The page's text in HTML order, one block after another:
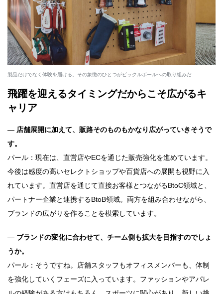
製品だけでなく体験を届ける。その象徴のひとつがピックルボールへの取り組みだ
飛躍を迎えるタイミングだからこそ広がるキ
ャリア
― 店舗展開に加えて、販路そのものもかなり広がっていきそうで
す。
パール：現在は、直営店やECを通じた販売強化を進めています。
今後は感度の高いセレクトショップや百貨店への展開も視野に入
れています。直営店を通じて直接お客様とつながるBtoC領域と、
パートナー企業と連携するBtoB領域。両方を組み合わせながら、
ブランドの広がりを作ることを模索しています。
― ブランドの変化に合わせて、チーム側も拡大を目指すのでしょ
うか。
パール：そうですね。店舗スタッフもオフィスメンバーも、体制
を強化していくフェーズに入っています。ファッションやアパレ